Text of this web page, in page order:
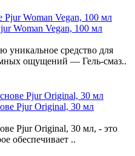
Woman Vegan, 100 мл
уникальное средство для
ощущений — Гель-смаз..
Pjur Original, 30 мл
Pjur Original, 30 мл, - это
обеспечивает ..